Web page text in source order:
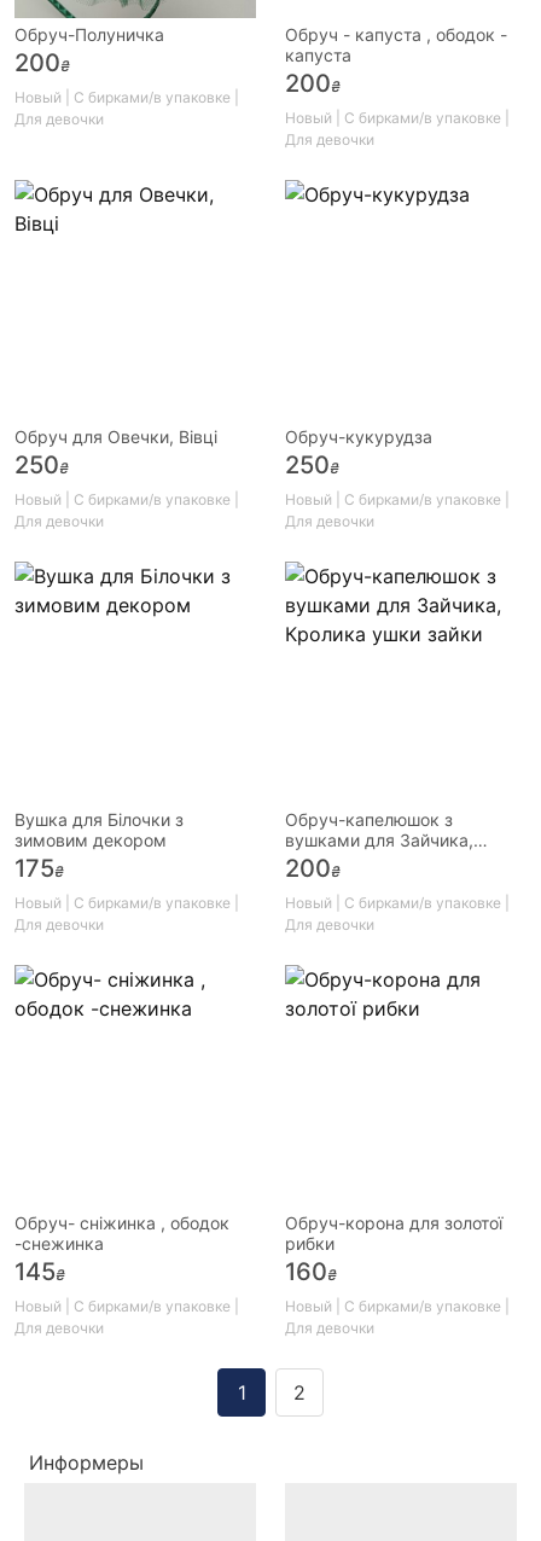
Обруч-Полуничка
200₴
Новый | С бирками/в упаковке |
Для девочки
Обруч - капуста , ободок -
капуста
200₴
Новый | С бирками/в упаковке |
Для девочки
Обруч для Овечки, Вівці
250₴
Новый | С бирками/в упаковке |
Для девочки
Обруч-кукурудза
250₴
Новый | С бирками/в упаковке |
Для девочки
Вушка для Білочки з
зимовим декором
175₴
Новый | С бирками/в упаковке |
Для девочки
Обруч-капелюшок з
вушками для Зайчика,
200₴
Новый | С бирками/в упаковке |
Для девочки
Обруч- сніжинка , ободок
-снежинка
145₴
Новый | С бирками/в упаковке |
Для девочки
Обруч-корона для золотої
рибки
160₴
Новый | С бирками/в упаковке |
Для девочки
1 2
Информеры